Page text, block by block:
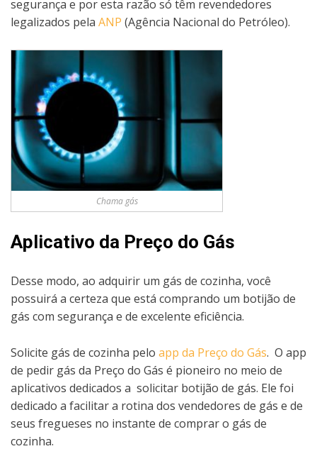
segurança e por esta razão só têm revendedores
legalizados pela ANP (Agência Nacional do Petróleo).
Chama gás
Aplicativo da Preço do Gás
Desse modo, ao adquirir um gás de cozinha, você
possuirá a certeza que está comprando um botijão de
gás com segurança e de excelente eficiência.
Solicite gás de cozinha pelo app da Preço do Gás. O app
de pedir gás da Preço do Gás é pioneiro no meio de
aplicativos dedicados a solicitar botijão de gás. Ele foi
dedicado a facilitar a rotina dos vendedores de gás e de
seus fregueses no instante de comprar o gás de
cozinha.